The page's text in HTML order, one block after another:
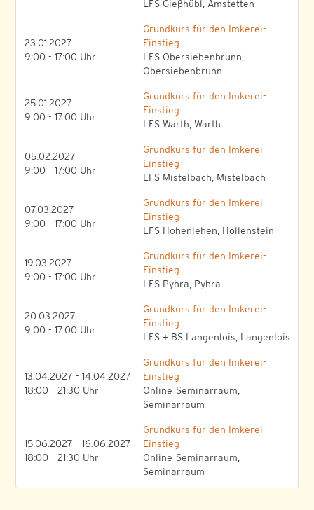
LFS Gießhübl, Amstetten
23.01.2027
9:00 - 17:00 Uhr
Grundkurs für den Imkerei-
Einstieg
LFS Obersiebenbrunn,
Obersiebenbrunn
25.01.2027
9:00 - 17:00 Uhr
Grundkurs für den Imkerei-
Einstieg
LFS Warth, Warth
05.02.2027
9:00 - 17:00 Uhr
Grundkurs für den Imkerei-
Einstieg
LFS Mistelbach, Mistelbach
07.03.2027
9:00 - 17:00 Uhr
Grundkurs für den Imkerei-
Einstieg
LFS Hohenlehen, Hollenstein
19.03.2027
9:00 - 17:00 Uhr
Grundkurs für den Imkerei-
Einstieg
LFS Pyhra, Pyhra
20.03.2027
9:00 - 17:00 Uhr
Grundkurs für den Imkerei-
Einstieg
LFS + BS Langenlois, Langenlois
13.04.2027 - 14.04.2027
18:00 - 21:30 Uhr
Grundkurs für den Imkerei-
Einstieg
Online-Seminarraum,
Seminarraum
15.06.2027 - 16.06.2027
18:00 - 21:30 Uhr
Grundkurs für den Imkerei-
Einstieg
Online-Seminarraum,
Seminarraum